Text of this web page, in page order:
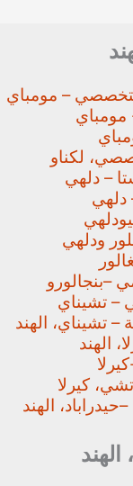
– مومباي
لكناو
– دلهي
ودلهي
–بنجالورو
– تشيناي
– تشيناي، الهند
الهند
كيرلا
–حيدراباد، الهند